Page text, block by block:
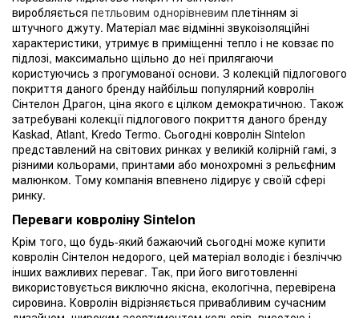
виробляється петльовим однорівневим плетінням зі
штучного джуту. Матеріал має відмінні звукоізоляційні
характеристики, утримує в приміщенні тепло і не ковзає по
підлозі, максимально щільно до неї прилягаючи
користуючись з прогумованої основи. З колекцій підлогового
покриття даного бренду найбільш популярний ковролін
Сінтелон Драгон, ціна якого є цілком демократичною. Також
затребувані колекції підлогового покриття даного бренду
Kaskad, Atlant, Kredo Termo. Сьогодні ковролін Sintelon
представлений на світових ринках у великій колірній гамі, з
різними кольорами, принтами або монохромні з рельєфним
малюнком. Тому компанія впевнено лідирує у своїй сфері
ринку.
Переваги ковроліну Sintelon
Крім того, що будь-який бажаючий сьогодні може купити
ковролін Сінтелон недорого, цей матеріал володіє і безліччю
інших важливих переваг. Так, при його виготовленні
використовується виключно якісна, екологічна, перевірена
сировина. Ковролін відрізняється привабливим сучасним